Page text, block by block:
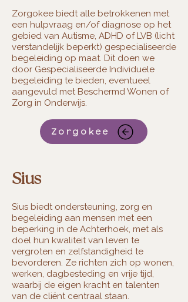
Zorgokee biedt alle betrokkenen met
een hulpvraag en/of diagnose op het
gebied van Autisme, ADHD of LVB (licht
verstandelijk beperkt) gespecialiseerde
begeleiding op maat. Dit doen we
door Gespecialiseerde Individuele
begeleiding te bieden, eventueel
aangevuld met Beschermd Wonen of
Zorg in Onderwijs.
Zorgokee
Sius
Sius biedt ondersteuning, zorg en
begeleiding aan mensen met een
beperking in de Achterhoek, met als
doel hun kwaliteit van leven te
vergroten en zelfstandigheid te
bevorderen. Ze richten zich op wonen,
werken, dagbesteding en vrije tijd,
waarbij de eigen kracht en talenten
van de cliënt centraal staan.